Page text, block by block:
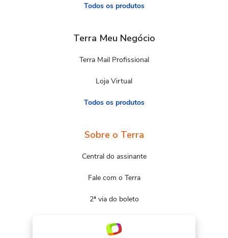
Todos os produtos
Terra Meu Negócio
Terra Mail Profissional
Loja Virtual
Todos os produtos
Sobre o Terra
Central do assinante
Fale com o Terra
2ª via do boleto